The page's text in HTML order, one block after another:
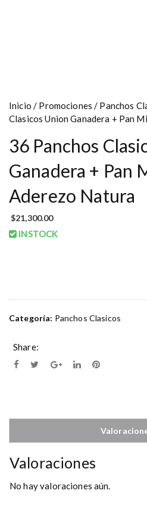
Inicio / Promociones / Panchos
Clasicos Union Ganadera + Pan
36 Panchos
Ganadera + Pan
Aderezo Natura
$21,300.00
INSTOCK
Categoría: Panchos Clasicos
Share:
Valoraciones
No hay valoraciones aún.